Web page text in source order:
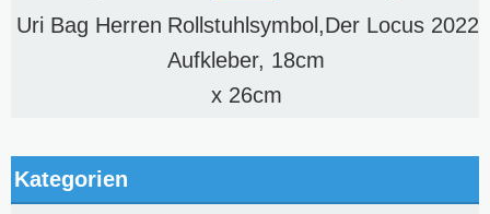
Uri Bag Herren Rollstuhlsymbol,
Aufkleber, 18cm
x 26cm
Der Locus 2022
Kategorien